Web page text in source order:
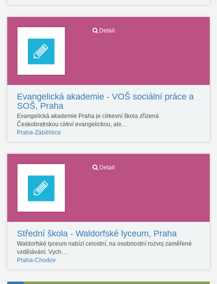
Detail
Evangelická akademie - VOŠ sociální práce a
SOŠ, Praha
Evangelická akademie Praha je církevní škola zřízená
Českobratrskou církví evangelickou, ale…
Praha-Záběhlice
Detail
Střední škola - Waldorfské lyceum, Praha
Waldorfské lyceum nabízí celostní, na osobnostní rozvoj zaměřené
vzdělávání. Vych…
Praha-Chodov